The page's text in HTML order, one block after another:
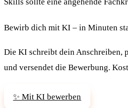
Bewirb dich mit KI – in Minuten
Die KI schreibt dein Anschreiben,
und versendet die Bewerbung.
✨ Mit KI bewerben